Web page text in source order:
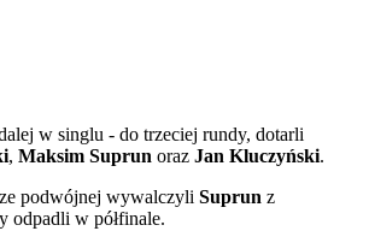
w singlu - do trzeciej rundy, dotarli
, Maksim Suprun oraz Jan Kluczyński.
podwójnej wywalczyli Suprun z
odpadli w półfinale.